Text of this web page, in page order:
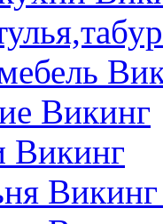
Викинг
Викинг